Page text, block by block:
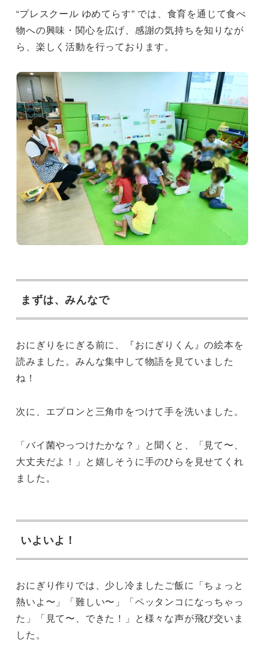
“プレスクール ゆめてらす” では、食育を通じて食べ
物への興味・関心を広げ、感謝の気持ちを知りなが
ら、楽しく活動を行っております。
まずは、みんなで
おにぎりをにぎる前に、『おにぎりくん』の絵本を
読みました。みんな集中して物語を見ていました
ね！
次に、エプロンと三角巾をつけて手を洗いました。
「バイ菌やっつけたかな？」と聞くと、「見て〜、
大丈夫だよ！」と嬉しそうに手のひらを見せてくれ
ました。
いよいよ！
おにぎり作りでは、少し冷ましたご飯に「ちょっと
熱いよ〜」「難しい〜」「ペッタンコになっちゃっ
た」「見て〜、できた！」と様々な声が飛び交いま
した。